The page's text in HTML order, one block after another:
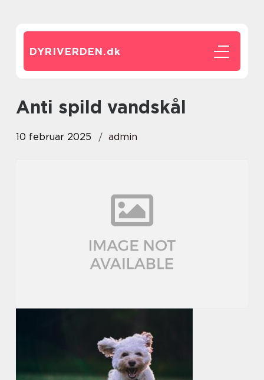
DYRIVERDEN.dk
anti spild vandskål
10 februar 2025 admin